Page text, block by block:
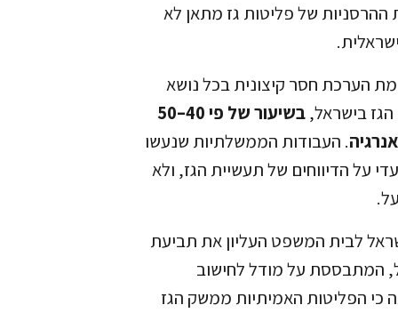
של פליטות גז מתאן לא
כי קיימת הערכת חסר קיצונית בכל נושא
בישראל,
בשיעור של פי 40–50
. העבודות הממשלתיות שנעשו
על הדיווחים של תעשיית הגז, ולא
ישראל לבית המשפט העליון את תביעת
המתבססת על מודל לחישוב
כי הפליטות האמיתיות ממשק הגז